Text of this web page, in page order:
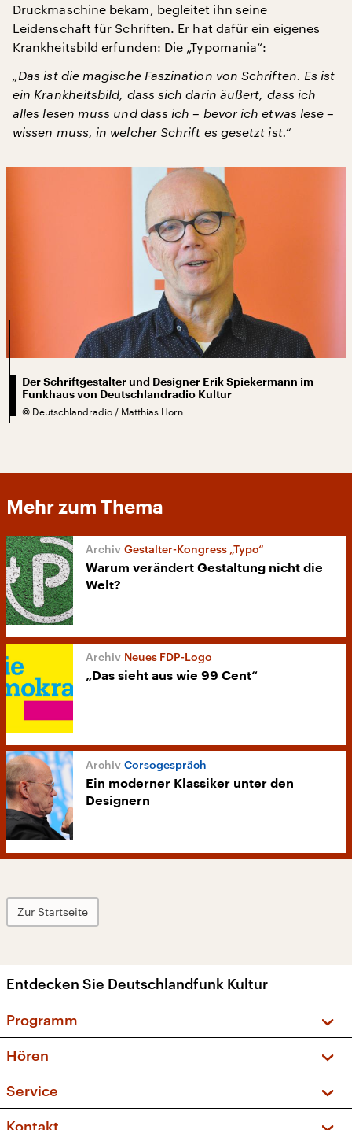
Druckmaschine bekam, begleitet ihn seine
Leidenschaft für Schriften. Er hat dafür ein eigenes
Krankheitsbild erfunden: Die „Typomania“:
„Das ist die magische Faszination von Schriften. Es ist
ein Krankheitsbild, dass sich darin äußert, dass ich
alles lesen muss und dass ich – bevor ich etwas lese –
wissen muss, in welcher Schrift es gesetzt ist.“
Der Schriftgestalter und Designer Erik Spiekermann im
Funkhaus von Deutschlandradio Kultur
© Deutschlandradio / Matthias Horn
Mehr zum Thema
Gestalter-Kongress „Typo“
Warum verändert Gestaltung nicht die
Welt?
Neues FDP-Logo
„Das sieht aus wie 99 Cent“
Corsogespräch
Ein moderner Klassiker unter den
Designern
Zur Startseite
Entdecken Sie Deutschlandfunk Kultur
Programm
Sendungen und Podcasts
Musikliste
Kakadu – Das Kinderprogramm
Hören
Frequenzen (UKW + DAB+)
Service
FAQ
Kontakt